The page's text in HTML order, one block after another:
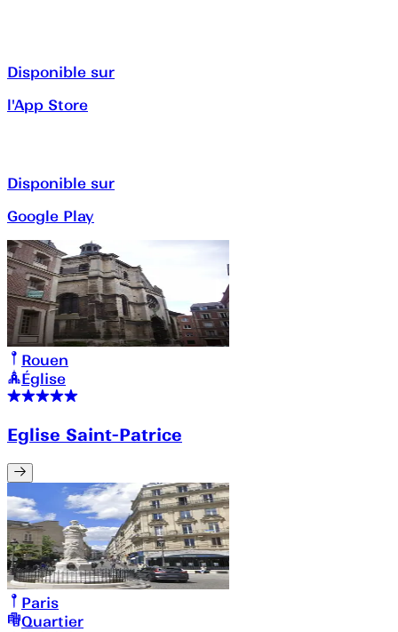
Disponible sur
l'App Store
Disponible sur
Google Play
Rouen
Église
Eglise Saint-Patrice
Paris
Quartier